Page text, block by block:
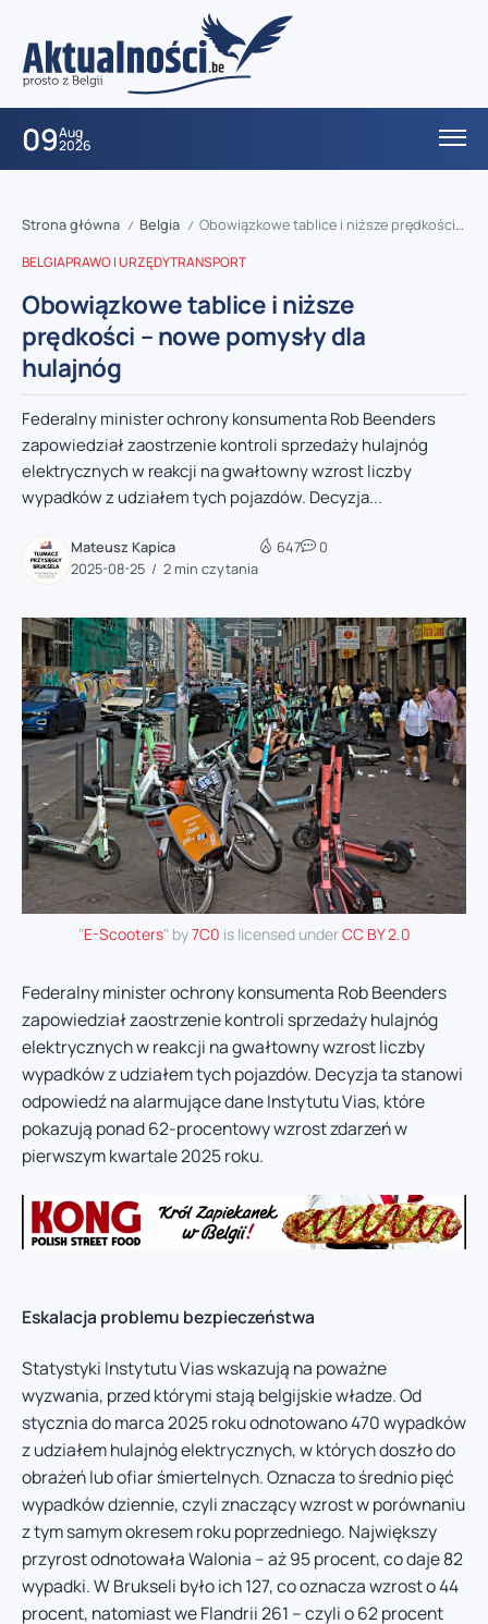
09Aug
2026
Strona główna / Belgia / Obowiązkowe tablice i niższe prędkości – nowe pomysły dla hulajnóg
BELGIAPRAWO I URZĘDYTRANSPORT
Obowiązkowe tablice i niższe
prędkości – nowe pomysły dla
hulajnóg
Federalny minister ochrony konsumenta Rob Beenders
zapowiedział zaostrzenie kontroli sprzedaży hulajnóg
elektrycznych w reakcji na gwałtowny wzrost liczby
wypadków z udziałem tych pojazdów. Decyzja...
Mateusz Kapica
2025-08-25
2 min czytania
647 0
"E-Scooters" by7C0 is licensed underCC BY 2.0
Federalny minister ochrony konsumenta Rob Beenders
zapowiedział zaostrzenie kontroli sprzedaży hulajnóg
elektrycznych w reakcji na gwałtowny wzrost liczby
wypadków z udziałem tych pojazdów. Decyzja ta stanowi
odpowiedź na alarmujące dane Instytutu Vias, które
pokazują ponad 62-procentowy wzrost zdarzeń w
pierwszym kwartale 2025 roku.
Eskalacja problemu bezpieczeństwa
Statystyki Instytutu Vias wskazują na poważne
wyzwania, przed którymi stają belgijskie władze. Od
stycznia do marca 2025 roku odnotowano 470 wypadków
z udziałem hulajnóg elektrycznych, w których doszło do
obrażeń lub ofiar śmiertelnych. Oznacza to średnio pięć
wypadków dziennie, czyli znaczący wzrost w porównaniu
z tym samym okresem roku poprzedniego. Największy
przyrost odnotowała Walonia – aż 95 procent, co daje 82
wypadki. W Brukseli było ich 127, co oznacza wzrost o 44
procent, natomiast we Flandrii 261 – czyli o 62 procent